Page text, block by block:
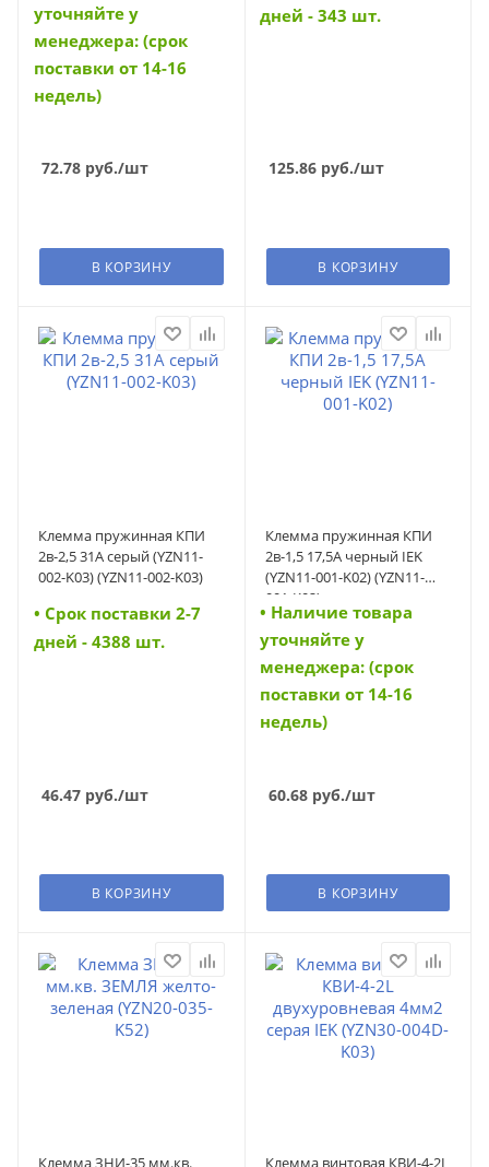
уточняйте у
менеджера: (срок
поставки от 14-16
недель)
72.78 руб./шт
В КОРЗИНУ
дней - 343 шт.
125.86руб./шт
В КОРЗИНУ
Клемма пружинная КПИ
2в-2,5 31А серый (YZN11-
002-K03) (YZN11-002-K03)
• Cрок поставки 2-7
дней - 4388 шт.
46.47 руб./шт
В КОРЗИНУ
Клемма пружинная КПИ
2в-1,5 17,5А черный IEK
(YZN11-001-K02) (YZN11-
001-K02)
• Наличие товара
уточняйте у
менеджера: (срок
поставки от 14-16
недель)
60.68руб./шт
В КОРЗИНУ
Клемма ЗНИ-35 мм.кв. Клемма винтовая КВИ-4-2L